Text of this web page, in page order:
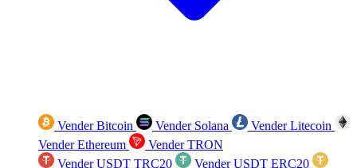
Vender Bitcoin Vender Solana
Vender Litecoin
Vender Ethereum
Vender TRON
Vender USDT TRC20
Vender USDT ERC20